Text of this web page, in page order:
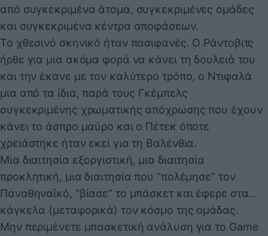
από συγκεκριμένα άτομα, συγκεκριμένες ομάδες
και συγκεκριμένα κέντρα αποφάσεων.
Το χθεσινό σκηνικό ήταν πασιφανές. Ο Ράντοβιτς
ήρθε για μια ακόμα φορά να κάνει τη δουλειά του
και την έκανε με τον καλύτερο τρόπο, ο Ντιφαλά
μια από τα ίδια, παρά τους Γκέμπελς
συγκεκριμένης χρωματικής απόχρωσης που έχουν
κάνει το άσπρο μαύρο και ο Πέτεκ όποτε
χρειάστηκε ήταν εκεί για τη Βαλένθια.
Μια διαιτησία εξοργιστική, μια διαιτησία
προκλητική, μια διαιτησία που “πολέμησε” τον
Παναθηναϊκό, “βίασε” το μπάσκετ και έφερε στα…
κάγκελα (μεταφορικά) τον κόσμο της ομάδας.
Μην περιμένετε μπασκετική ανάλυση για το Game